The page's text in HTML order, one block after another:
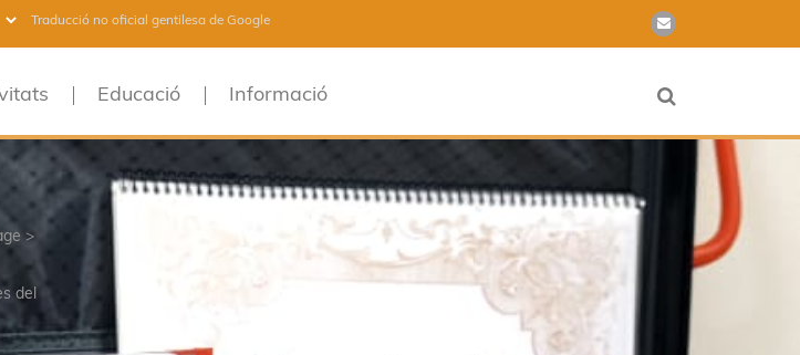
Traducció no oficial gentilesa de Google
Educació Informació
>
del